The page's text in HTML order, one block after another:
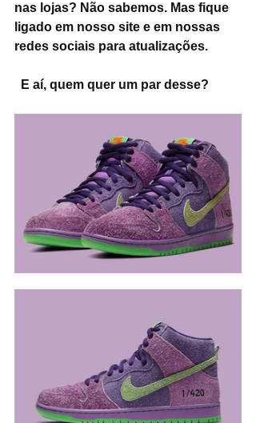
nas lojas? Não sabemos. Mas fique
ligado em nosso site e em nossas
redes sociais para atualizações.
E aí, quem quer um par desse?